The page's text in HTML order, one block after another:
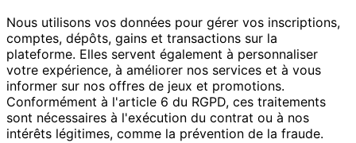
Nous utilisons vos données pour gérer vos inscriptions,
comptes, dépôts, gains et transactions sur la
plateforme. Elles servent également à personnaliser
votre expérience, à améliorer nos services et à vous
informer sur nos offres de jeux et promotions.
Conformément à l'article 6 du RGPD, ces traitements
sont nécessaires à l'exécution du contrat ou à nos
intérêts légitimes, comme la prévention de la fraude.